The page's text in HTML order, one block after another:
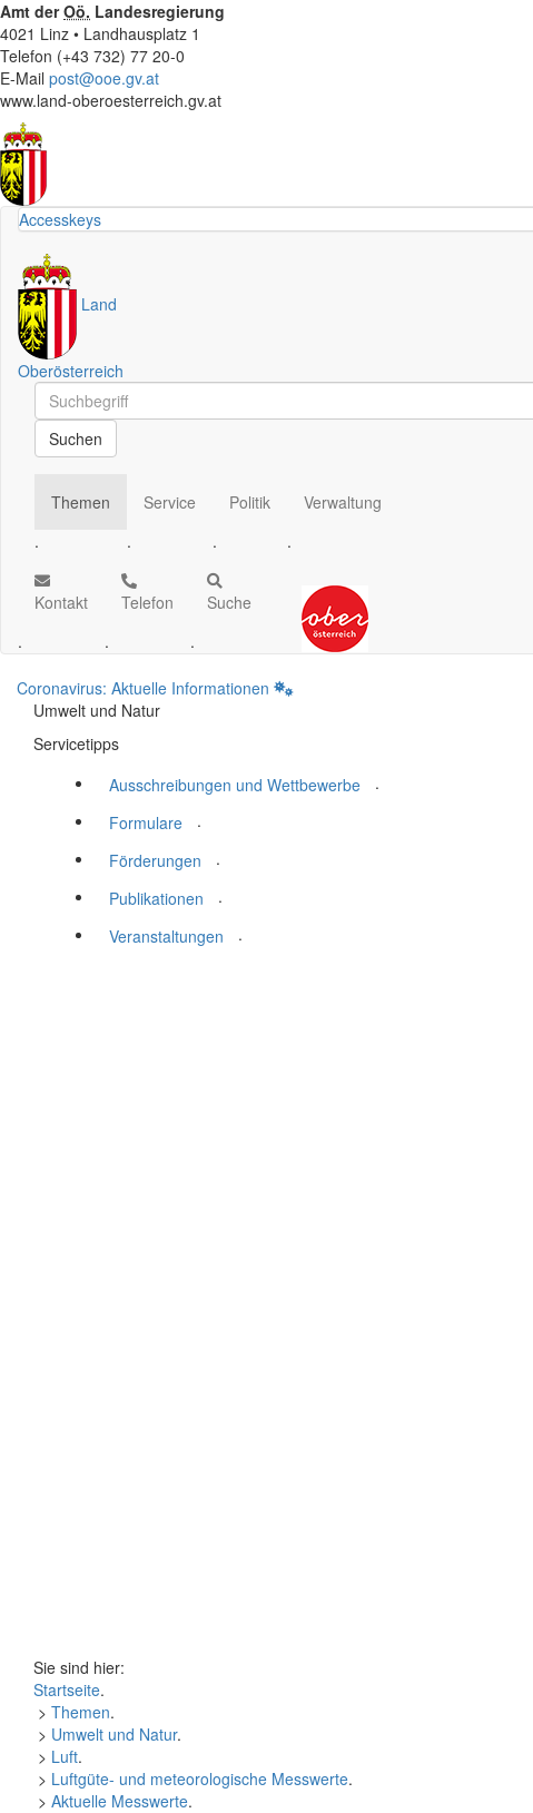
Amt derOö. Landesregierung
4021 Linz • Landhausplatz 1
Telefon (+43 732) 77 20-0
E-Mail post@ooe.gv.at
www.land-oberoesterreich.gv.at
Accesskeys
Land
Oberösterreich
Schnellsuche
Schnellsuche
Suchen
Themen
.
Service
.
Politik
.
Verwaltung
.
Kontakt
.
Telefon
.
Suche
.
Coronavirus: Aktuelle Informationen
Umwelt und Natur
Servicetipps
Ausschreibungen und Wettbewerbe
.
Formulare
.
Förderungen
.
Publikationen
.
Veranstaltungen
.
Sie sind hier:
Startseite.
> Themen.
> Umwelt und Natur.
> Luft.
> Luftgüte- und meteorologische Messwerte.
> Aktuelle Messwerte.